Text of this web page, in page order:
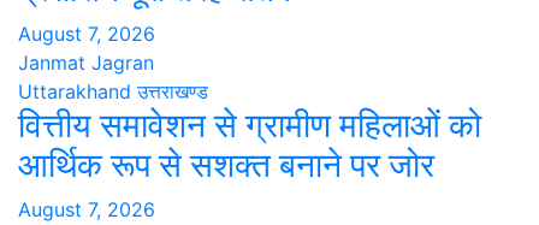
August 7, 2026
Janmat Jagran
Uttarakhand उत्तराखण्ड
वित्तीय समावेशन से ग्रामीण महिलाओं को
आर्थिक रूप से सशक्त बनाने पर जोर
August 7, 2026